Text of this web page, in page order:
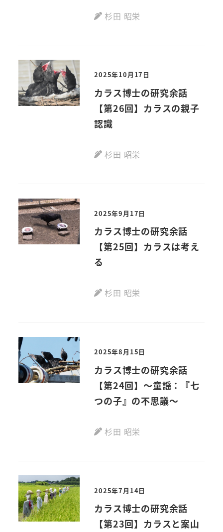
杉田 昭栄
2025年10月17日
カラス博士の研究余話
【第26回】カラスの親子
認識
杉田 昭栄
2025年9月17日
カラス博士の研究余話
【第25回】カラスは考え
る
杉田 昭栄
2025年8月15日
カラス博士の研究余話
【第24回】～童謡：『七
つの子』の不思議～
杉田 昭栄
2025年7月14日
カラス博士の研究余話
【第23回】カラスと案山